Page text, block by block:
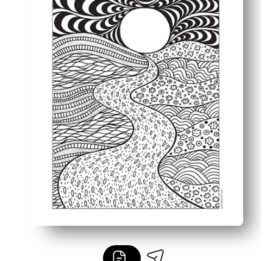
Alsidig til hjemmet eller klassen - perfekt til rolige